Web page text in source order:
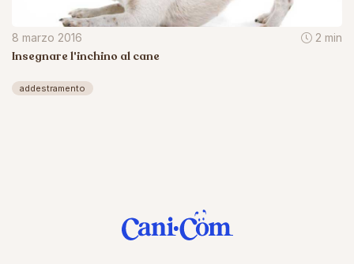
8 marzo 2016 2 min
Insegnare l'inchino al cane
addestramento